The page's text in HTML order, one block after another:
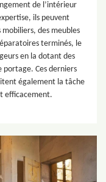
de l’intérieur
ils peuvent
des meubles
terminés, le
en la dotant des
portage. Ces derniers
également la tâche
efficacement.